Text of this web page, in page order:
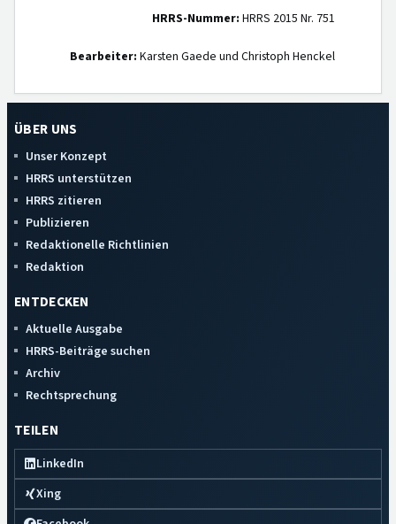
HRRS-Nummer: HRRS 2015 Nr. 751
Bearbeiter: Karsten Gaede und Christoph Henckel
ÜBER UNS
Unser Konzept
HRRS unterstützen
HRRS zitieren
Publizieren
Redaktionelle Richtlinien
Redaktion
ENTDECKEN
Aktuelle Ausgabe
HRRS-Beiträge suchen
Archiv
Rechtsprechung
TEILEN
LinkedIn
Xing